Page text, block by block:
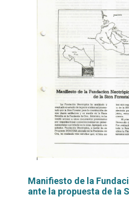
Manifiesto de la
ante la propuesta de la